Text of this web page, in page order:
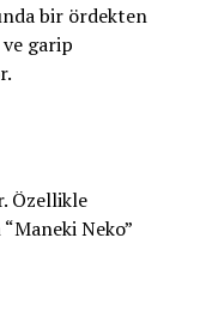
bir ördekten
garip
Özellikle
Neko”